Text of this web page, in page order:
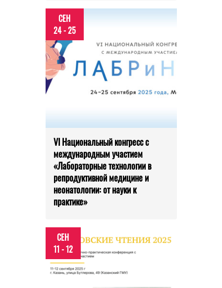
СЕН
24 - 25
VI Национальный конгресс с
международным участием
«Лабораторные технологии в
репродуктивной медицине и
неонатологии: от науки к
практике»
СЕН
11 - 12